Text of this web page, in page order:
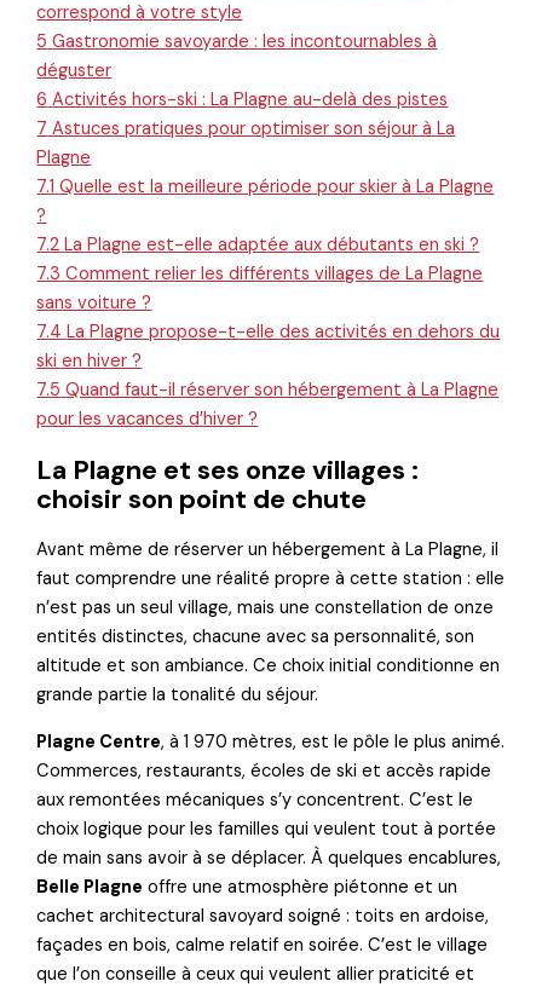
correspond à votre style
5 Gastronomie savoyarde : les incontournables à
déguster
6 Activités hors-ski : La Plagne au-delà des pistes
7 Astuces pratiques pour optimiser son séjour à La
Plagne
7.1 Quelle est la meilleure période pour skier à La Plagne
?
7.2 La Plagne est-elle adaptée aux débutants en ski ?
7.3 Comment relier les différents villages de La Plagne
sans voiture ?
7.4 La Plagne propose-t-elle des activités en dehors du
ski en hiver ?
7.5 Quand faut-il réserver son hébergement à La Plagne
pour les vacances d’hiver ?
La Plagne et ses onze villages :
choisir son point de chute
Avant même de réserver un hébergement à La Plagne, il
faut comprendre une réalité propre à cette station : elle
n’est pas un seul village, mais une constellation de onze
entités distinctes, chacune avec sa personnalité, son
altitude et son ambiance. Ce choix initial conditionne en
grande partie la tonalité du séjour.
Plagne Centre, à 1 970 mètres, est le pôle le plus animé.
Commerces, restaurants, écoles de ski et accès rapide
aux remontées mécaniques s’y concentrent. C’est le
choix logique pour les familles qui veulent tout à portée
de main sans avoir à se déplacer. À quelques encablures,
Belle Plagne offre une atmosphère piétonne et un
cachet architectural savoyard soigné : toits en ardoise,
façades en bois, calme relatif en soirée. C’est le village
que l’on conseille à ceux qui veulent allier praticité et